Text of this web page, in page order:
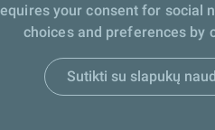
your consent for social
choices and preferences by
Sutikti su slapukų